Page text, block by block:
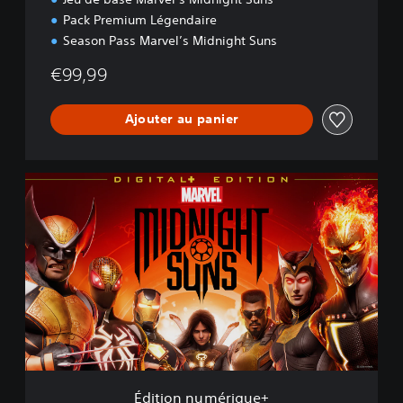
Pack Premium Légendaire
Season Pass Marvel’s Midnight Suns
€99,99
Ajouter au panier
É
d
i
o
n
n
u
m
é
r
Édition numérique+